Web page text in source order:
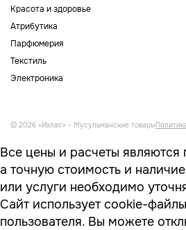
Красота и здоровье
Атрибутика
Парфюмерия
Текстиль
Электроника
© 2026 «Ихлас» - Мусульманские товары
Все цены и расчеты являются
а точную стоимость и
или услуги необходимо
Сайт использует cookie-
пользователя. Вы можете